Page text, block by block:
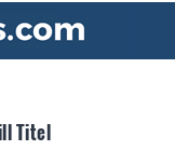
Titel